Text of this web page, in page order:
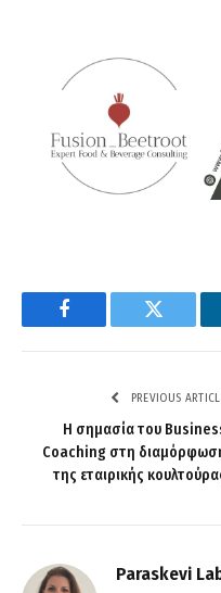
Facebook Twitter
PREVIOUS
Η σημασία του
Coaching στη
της εταιρικής
Paraskevi